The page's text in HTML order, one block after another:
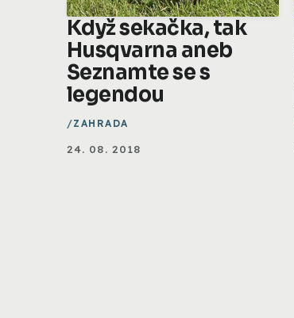
Když sekačka, tak
Husqvarna aneb
Seznamte se s
legendou
ZAHRADA
24. 08. 2018